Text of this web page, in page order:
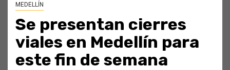
MEDELLÍN
Se presentan cierres
viales en Medellín para
este fin de semana